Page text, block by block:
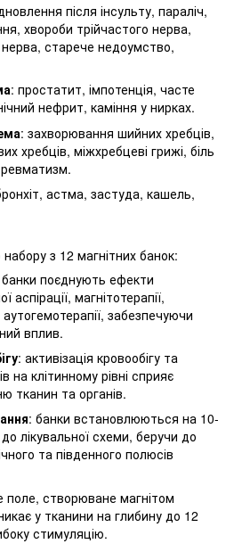
після інсульту, параліч,
хвороби трійчастого нерва,
нерва, старече недоумство,
: простатит, імпотенція, часте
нефрит, каміння у нирках.
: захворювання шийних хребців,
хребців, міжхребцеві грижі, біль
астма, застуда, кашель,
з 12 магнітних банок:
поєднують ефекти
аспірації, магнітотерапії,
забезпечуючи
вплив.
: активізація кровообігу та
на клітинному рівні сприяє
тканин та органів.
: банки встановлюються на 10-
лікувальної схеми, беручи до
та південного полюсів
поле, створюване магнітом
у тканини на глибину до 12
стимуляцію.